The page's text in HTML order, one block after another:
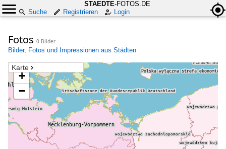
STAEDTE-FOTOS.DE
Suche
Registrieren Login
Fotos 0 Bilder
Bilder, Fotos und Impressionen aus Städten
Karte
+
−